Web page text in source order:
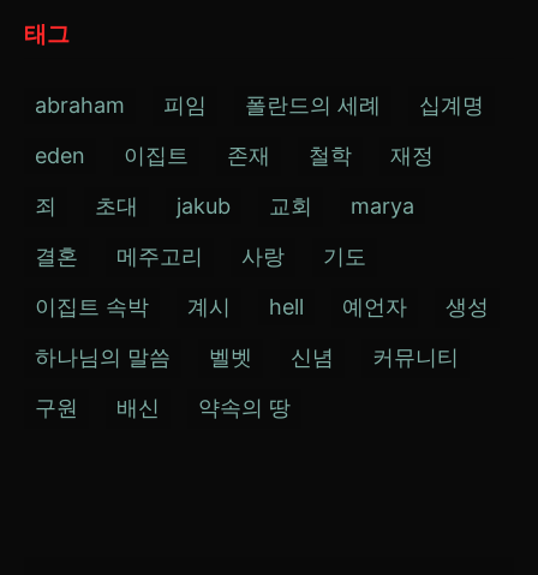
태그
abraham 피임 폴란드의 세례
십계명
eden
이집트 존재 철학
재정
죄
초대 jakub 교회
marya
결혼
메주고리 사랑
기도
이집트 속박
계시 hell 예언자
생성
하나님의 말씀
벨벳 신념
커뮤니티
구원
배신 약속의 땅